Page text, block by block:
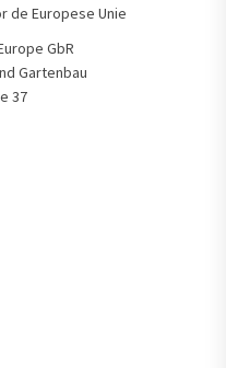
de Europese Unie
GbR
Gartenbau
37